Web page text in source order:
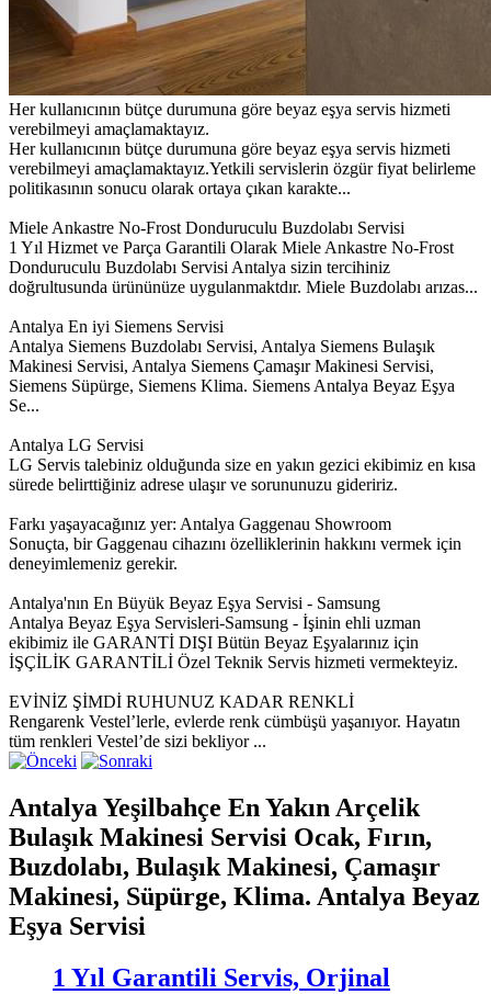
Her kullanıcının bütçe durumuna göre beyaz eşya servis hizmeti
verebilmeyi amaçlamaktayız.
Her kullanıcının bütçe durumuna göre beyaz eşya servis hizmeti
verebilmeyi amaçlamaktayız.Yetkili servislerin özgür fiyat belirleme
politikasının sonucu olarak ortaya çıkan karakte...
Miele Ankastre No-Frost Donduruculu Buzdolabı Servisi
1 Yıl Hizmet ve Parça Garantili Olarak Miele Ankastre No-Frost
Donduruculu Buzdolabı Servisi Antalya sizin tercihiniz
doğrultusunda ürününüze uygulanmaktdır. Miele Buzdolabı arızas...
Antalya En iyi Siemens Servisi
Antalya Siemens Buzdolabı Servisi, Antalya Siemens Bulaşık
Makinesi Servisi, Antalya Siemens Çamaşır Makinesi Servisi,
Siemens Süpürge, Siemens Klima. Siemens Antalya Beyaz Eşya
Se...
Antalya LG Servisi
LG Servis talebiniz olduğunda size en yakın gezici ekibimiz en kısa
sürede belirttiğiniz adrese ulaşır ve sorununuzu gideririz.
Farkı yaşayacağınız yer: Antalya Gaggenau Showroom
Sonuçta, bir Gaggenau cihazını özelliklerinin hakkını vermek için
deneyimlemeniz gerekir.
Antalya'nın En Büyük Beyaz Eşya Servisi - Samsung
Antalya Beyaz Eşya Servisleri-Samsung - İşinin ehli uzman
ekibimiz ile GARANTİ DIŞI Bütün Beyaz Eşyalarınız için
İŞÇİLİK GARANTİLİ Özel Teknik Servis hizmeti vermekteyiz.
EVİNİZ ŞİMDİ RUHUNUZ KADAR RENKLİ
Rengarenk Vestel’lerle, evlerde renk cümbüşü yaşanıyor. Hayatın
tüm renkleri Vestel’de sizi bekliyor ...
Antalya Yeşilbahçe En Yakın Arçelik
Bulaşık Makinesi Servisi Ocak, Fırın,
Buzdolabı, Bulaşık Makinesi, Çamaşır
Makinesi, Süpürge, Klima. Antalya Beyaz
Eşya Servisi
1 Yıl Garantili Servis, Orjinal